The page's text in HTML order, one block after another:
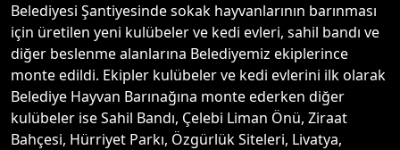
Belediyesi Şantiyesinde sokak hayvanlarının barınması
için üretilen yeni kulübeler ve kedi evleri, sahil bandı ve
diğer beslenme alanlarına Belediyemiz ekiplerince
monte edildi. Ekipler kulübeler ve kedi evlerini ilk olarak
Belediye Hayvan Barınağına monte ederken diğer
kulübeler ise Sahil Bandı, Çelebi Liman Önü, Ziraat
Bahçesi, Hürriyet Parkı, Özgürlük Siteleri, Livatya,